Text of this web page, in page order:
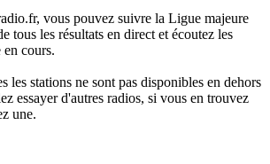
vous pouvez suivre la Ligue majeure
tous les résultats en direct et écoutez les
en cours.
les stations ne sont pas disponibles en dehors
essayer d'autres radios, si vous en trouvez
une.